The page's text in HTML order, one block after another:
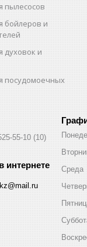
пылесосов
бойлеров и
духовок и
посудомоечных
55-10 10
Среда